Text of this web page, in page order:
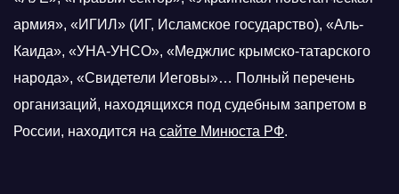
армия», «ИГИЛ» (ИГ, Исламское государство), «Аль-
Каида», «УНА-УНСО», «Меджлис крымско-татарского
народа», «Свидетели Иеговы»… Полный перечень
организаций, находящихся под судебным запретом в
России, находится на сайте Минюста РФ.